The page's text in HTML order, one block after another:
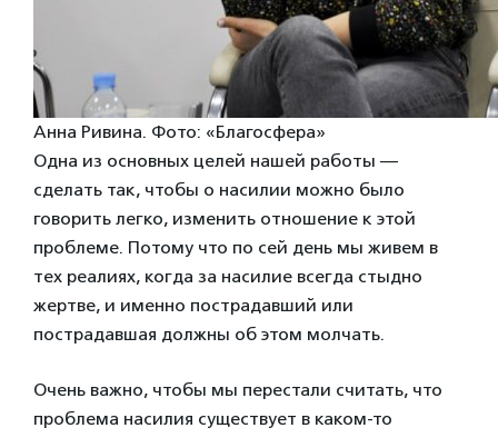
Анна Ривина. Фото: «Благосфера»
Одна из основных целей нашей работы —
сделать так, чтобы о насилии можно было
говорить легко, изменить отношение к этой
проблеме. Потому что по сей день мы живем в
тех реалиях, когда за насилие всегда стыдно
жертве, и именно пострадавший или
пострадавшая должны об этом молчать.
Очень важно, чтобы мы перестали считать, что
проблема насилия существует в каком-то